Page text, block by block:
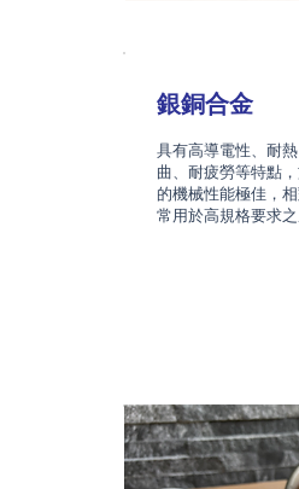
銀銅合金
具有高導電性、耐
曲、耐疲勞等特點
的機械性能極佳，
常用於高規格要求